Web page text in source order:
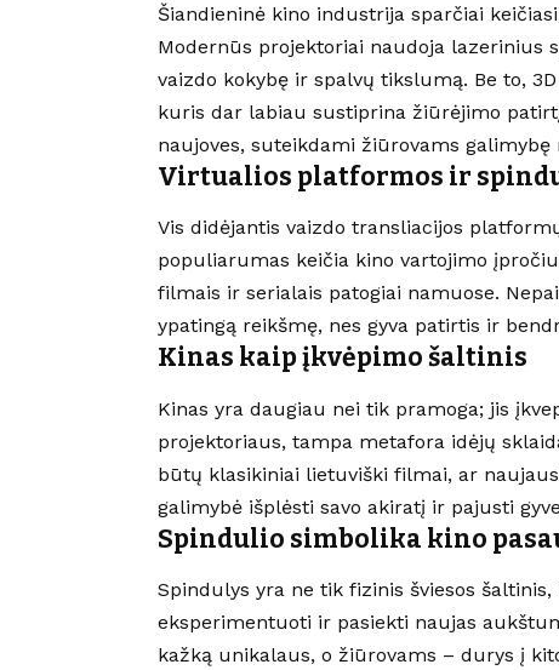
Šiandieninė kino industrija sparčiai
Modernūs projektoriai naudoja lazerinius
vaizdo kokybę ir spalvų tikslumą. Be to,
kuris dar labiau sustiprina žiūrėjimo
naujoves, suteikdami žiūrovams
Virtualios platformos ir
Vis didėjantis vaizdo transliacijos
populiarumas keičia kino vartojimo
filmais ir serialais patogiai namuose.
ypatingą reikšmę, nes gyva patirtis ir
Kinas kaip įkvėpimo šaltinis
Kinas yra daugiau nei tik pramoga; jis
projektoriaus, tampa metafora idėjų
būtų klasikiniai lietuviški filmai, ar
galimybė išplėsti savo akiratį ir pajusti
Spindulio simbolika kino
Spindulys yra ne tik fizinis šviesos
eksperimentuoti ir pasiekti naujas
kažką unikalaus, o žiūrovams – durys į